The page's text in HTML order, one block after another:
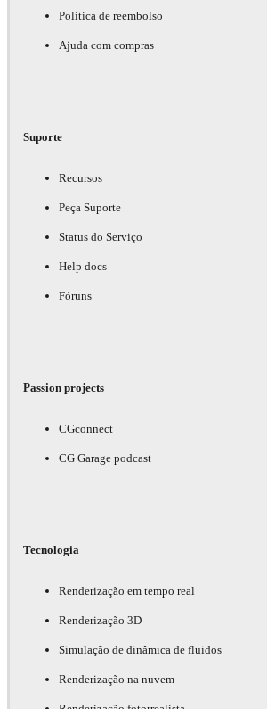
Política de reembolso
Ajuda com compras
Suporte
Recursos
Peça Suporte
Status do Serviço
Help docs
Fóruns
Passion projects
CGconnect
CG Garage podcast
Tecnologia
Renderização em tempo real
Renderização 3D
Simulação de dinâmica de fluidos
Renderização na nuvem